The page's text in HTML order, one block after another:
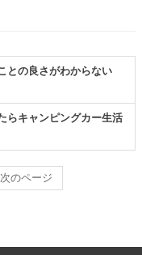
との良さがわからない
らキャンピングカー生活
次のページ